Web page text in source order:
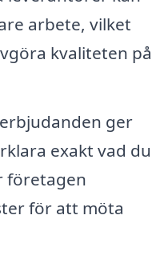
arbete, vilket
kvaliteten på
ger
exakt vad du
företagen
för att möta